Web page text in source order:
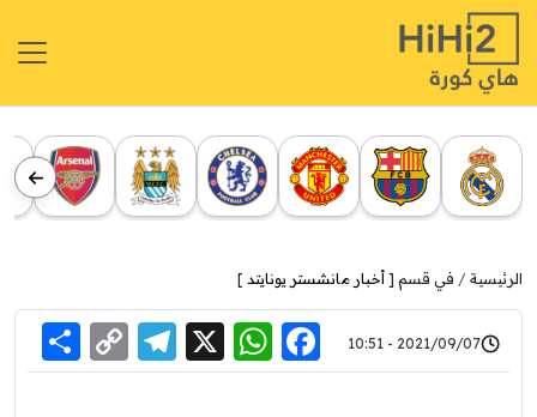
الرئيسية في قسم [ أخبار مانشستر يونايتد ]
2021/09/07 - 10:51
Facebook
WhatsApp
X
Link